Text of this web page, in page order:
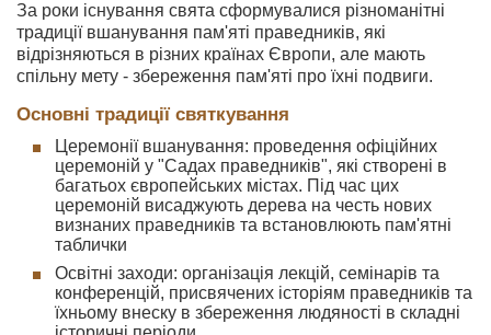
За роки існування свята сформувалися різноманітні
традиції вшанування пам'яті праведників, які
відрізняються в різних країнах Європи, але мають
спільну мету - збереження пам'яті про їхні подвиги.
Основні традиції святкування
Церемонії вшанування: проведення офіційних
церемоній у "Садах праведників", які створені в
багатьох європейських містах. Під час цих
церемоній висаджують дерева на честь нових
визнаних праведників та встановлюють пам'ятні
таблички
Освітні заходи: організація лекцій, семінарів та
конференцій, присвячених історіям праведників та
їхньому внеску в збереження людяності в складні